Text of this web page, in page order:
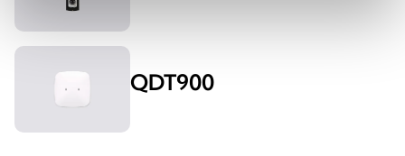
QDT900